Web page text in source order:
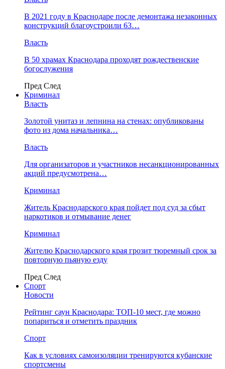
В 2021 году в Краснодаре после демонтажа незаконных
конструкций благоустроили 63…
Власть
В 50 храмах Краснодара проходят рождественские
богослужения
Пред След
Криминал
Власть
​Золотой унитаз и лепнина на стенах: опубликованы
фото из дома начальника…
Власть
Для организаторов и участников несанкционированных
акций предусмотрена…
Криминал
Житель Краснодарского края пойдет под суд за сбыт
наркотиков и отмывание денег
Криминал
Жителю Краснодарского края грозит тюремный срок за
повторную пьяную езду
Пред След
Спорт
Новости
Рейтинг саун Краснодара: ТОП-10 мест, где можно
попариться и отметить праздник
Спорт
Как в условиях самоизоляции тренируются кубанские
спортсмены